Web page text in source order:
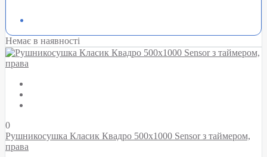
Немає в наявності
0
Рушникосушка Класик Квадро 500х1000 Sensor з таймером,
права